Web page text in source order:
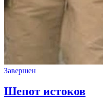
Завершен
Шепот истоков